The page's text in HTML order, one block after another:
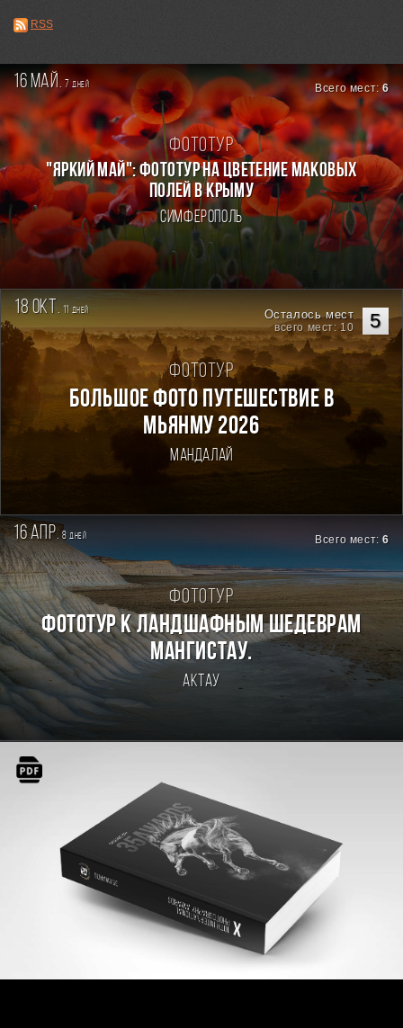
RSS
16 май. 7дней Всего мест:6
Фототур
"ЯРКИЙ МАЙ": ФОТОТУР НА ЦВЕТЕНИЕ МАКОВЫХ
ПОЛЕЙ В КРЫМУ
Симферополь
18 окт. 11дней 5
Осталось мест
всего мест: 10
Фототур
Большое фото путешествие в
Мьянму 2026
Мандалай
16 апр. 8дней Всего мест:6
Фототур
Фототур к ландшафным шедеврам
Мангистау.
Актау